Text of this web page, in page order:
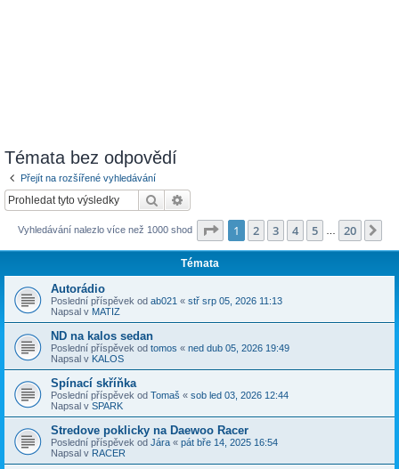
Témata bez odpovědí
Přejít na rozšířené vyhledávání
Hledat
Vyhledávání nalezlo více než 1000 shod Stránka z 20
1 2 3 4 5 20
Témata
Autorádio
Poslední příspěvek od ab021 « stř srp 05, 2026 11:13
Napsal v MATIZ
ND na kalos sedan
Poslední příspěvek od tomos « ned dub 05, 2026 19:49
Napsal v KALOS
Spínací skříňka
Poslední příspěvek od Tomaš « sob led 03, 2026 12:44
Napsal v SPARK
Stredove poklicky na Daewoo Racer
Poslední příspěvek od Jára « pát bře 14, 2025 16:54
Napsal v RACER